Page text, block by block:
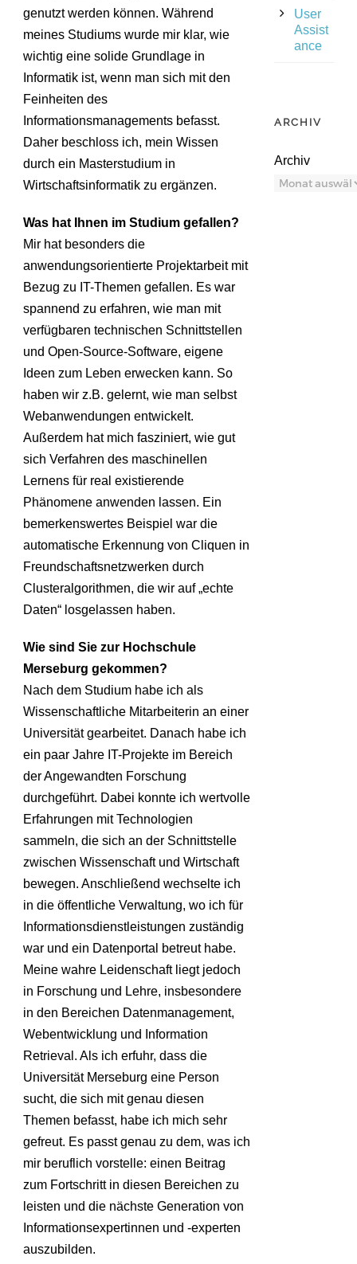
genutzt werden können. Während
meines Studiums wurde mir klar, wie
wichtig eine solide Grundlage in
Informatik ist, wenn man sich mit den
Feinheiten des
Informationsmanagements befasst.
Daher beschloss ich, mein Wissen
durch ein Masterstudium in
Wirtschaftsinformatik zu ergänzen.
Was hat Ihnen im Studium gefallen?
Mir hat besonders die
anwendungsorientierte Projektarbeit mit
Bezug zu IT-Themen gefallen. Es war
spannend zu erfahren, wie man mit
verfügbaren technischen Schnittstellen
und Open-Source-Software, eigene
Ideen zum Leben erwecken kann. So
haben wir z.B. gelernt, wie man selbst
Webanwendungen entwickelt.
Außerdem hat mich fasziniert, wie gut
sich Verfahren des maschinellen
Lernens für real existierende
Phänomene anwenden lassen. Ein
bemerkenswertes Beispiel war die
automatische Erkennung von Cliquen in
Freundschaftsnetzwerken durch
Clusteralgorithmen, die wir auf „echte
Daten“ losgelassen haben.
Wie sind Sie zur Hochschule
Merseburg gekommen?
Nach dem Studium habe ich als
Wissenschaftliche Mitarbeiterin an einer
Universität gearbeitet. Danach habe ich
ein paar Jahre IT-Projekte im Bereich
der Angewandten Forschung
durchgeführt. Dabei konnte ich wertvolle
Erfahrungen mit Technologien
sammeln, die sich an der Schnittstelle
zwischen Wissenschaft und Wirtschaft
bewegen. Anschließend wechselte ich
in die öffentliche Verwaltung, wo ich für
Informationsdienstleistungen zuständig
war und ein Datenportal betreut habe.
Meine wahre Leidenschaft liegt jedoch
in Forschung und Lehre, insbesondere
in den Bereichen Datenmanagement,
Webentwicklung und Information
Retrieval. Als ich erfuhr, dass die
Universität Merseburg eine Person
sucht, die sich mit genau diesen
Themen befasst, habe ich mich sehr
gefreut. Es passt genau zu dem, was ich
mir beruflich vorstelle: einen Beitrag
zum Fortschritt in diesen Bereichen zu
leisten und die nächste Generation von
Informationsexpertinnen und -experten
auszubilden.
User
Assist
ance
ARCHIV
Archiv